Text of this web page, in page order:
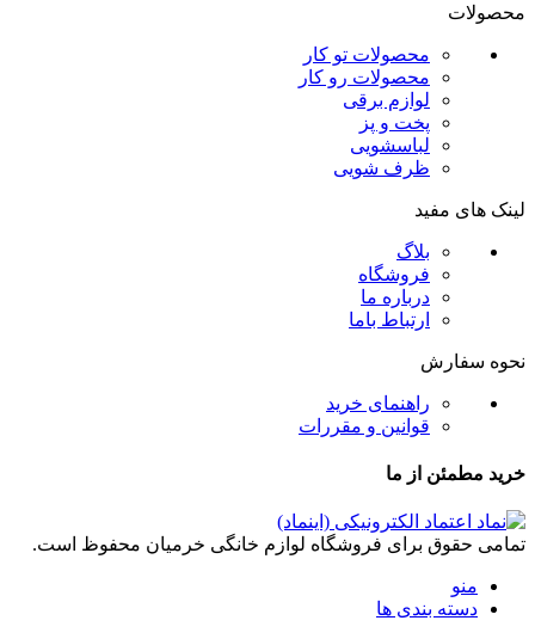
محصولات
محصولات تو کار
محصولات رو کار
لوازم برقی
پخت و پز
لباسشویی
ظرف شویی
لینک های مفید
بلاگ
فروشگاه
درباره ما
ارتباط باما
نحوه سفارش
راهنمای خرید
قوانین و مقررات
خرید مطمئن از ما
تمامی حقوق برای فروشگاه لوازم خانگی خرمیان محفوظ است.
منو
دسته بندی ها